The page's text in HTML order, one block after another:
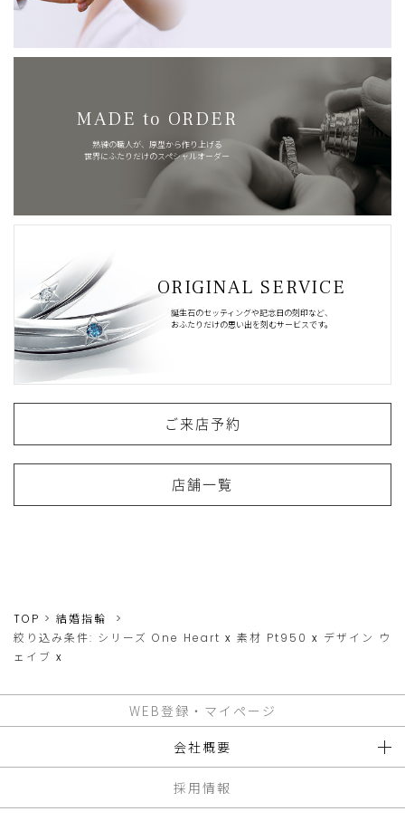
MADE to ORDER
熟練の職人が、原型から作り上げる
世界にふたりだけのスペシャルオーダー
ORIGINAL SERVICE
誕生石のセッティングや記念日の刻印など、
おふたりだけの思い出を刻むサービスです。
ご来店予約
店舗一覧
TOP
結婚指輪
絞り込み条件: シリーズ One Heart x 素材 Pt950 x デザイン ウ
ェイブ x
WEB登録・マイページ
会社概要
採用情報